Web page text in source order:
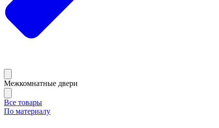
Межкомнатные двери
Все товары
По материалу